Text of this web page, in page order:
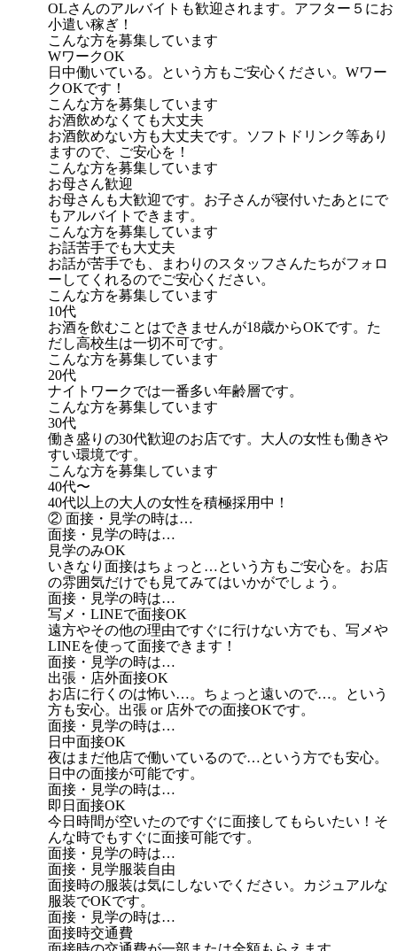
OLさんのアルバイトも歓迎されます。アフター５にお
小遣い稼ぎ！
こんな方を募集しています
WワークOK
日中働いている。という方もご安心ください。Wワー
クOKです！
こんな方を募集しています
お酒飲めなくても大丈夫
お酒飲めない方も大丈夫です。ソフトドリンク等あり
ますので、ご安心を！
こんな方を募集しています
お母さん歓迎
お母さんも大歓迎です。お子さんが寝付いたあとにで
もアルバイトできます。
こんな方を募集しています
お話苦手でも大丈夫
お話が苦手でも、まわりのスタッフさんたちがフォロ
ーしてくれるのでご安心ください。
こんな方を募集しています
10代
お酒を飲むことはできませんが18歳からOKです。た
だし高校生は一切不可です。
こんな方を募集しています
20代
ナイトワークでは一番多い年齢層です。
こんな方を募集しています
30代
働き盛りの30代歓迎のお店です。大人の女性も働きや
すい環境です。
こんな方を募集しています
40代〜
40代以上の大人の女性を積極採用中！
② 面接・見学の時は…
面接・見学の時は…
見学のみOK
いきなり面接はちょっと…という方もご安心を。お店
の雰囲気だけでも見てみてはいかがでしょう。
面接・見学の時は…
写メ・LINEで面接OK
遠方やその他の理由ですぐに行けない方でも、写メや
LINEを使って面接できます！
面接・見学の時は…
出張・店外面接OK
お店に行くのは怖い…。ちょっと遠いので…。という
方も安心。出張 or 店外での面接OKです。
面接・見学の時は…
日中面接OK
夜はまだ他店で働いているので…という方でも安心。
日中の面接が可能です。
面接・見学の時は…
即日面接OK
今日時間が空いたのですぐに面接してもらいたい！そ
んな時でもすぐに面接可能です。
面接・見学の時は…
面接・見学服装自由
面接時の服装は気にしないでください。カジュアルな
服装でOKです。
面接・見学の時は…
面接時交通費